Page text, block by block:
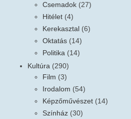
Csemadok (27)
Hitélet (4)
Kerekasztal (6)
Oktatás (14)
Politika (14)
Kultúra (290)
Film (3)
Irodalom (54)
Képzőművészet (14)
Színház (30)